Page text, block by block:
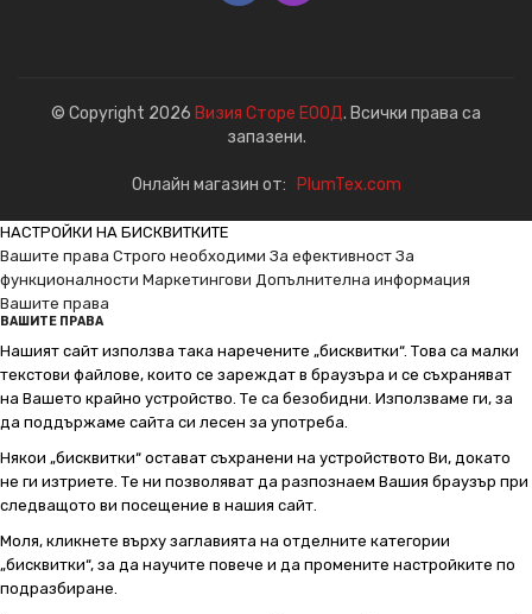
© Copyright 2026 Визия Сторе ЕООД. Всички права са
запазени.
Онлайн магазин от: PlumTex.com
НАСТРОЙКИ НА БИСКВИТКИТЕ
Вашите права Строго необходими За ефективност За
функционалности Маркетингови Допълнителна информация
Вашите права
ВАШИТЕ ПРАВА
Нашият сайт използва така наречените „бисквитки“. Това са малки
текстови файлове, които се зареждат в браузъра и се съхраняват
на Вашето крайно устройство. Те са безобидни. Използваме ги, за
да поддържаме сайта си лесен за употреба.
Някои „бисквитки“ остават съхранени на устройството Ви, докато
не ги изтриете. Те ни позволяват да разпознаем Вашия браузър при
следващото ви посещение в нашия сайт.
Моля, кликнете върху заглавията на отделните категории
„бисквитки“, за да научите повече и да промените настройките по
подразбиране.